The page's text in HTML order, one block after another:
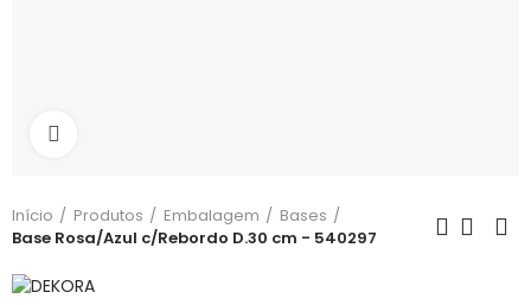
Início Produtos Embalagem
Bases
Base Rosa/Azul c/Rebordo D.30 cm - 540297